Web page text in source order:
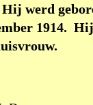
werd
1914.